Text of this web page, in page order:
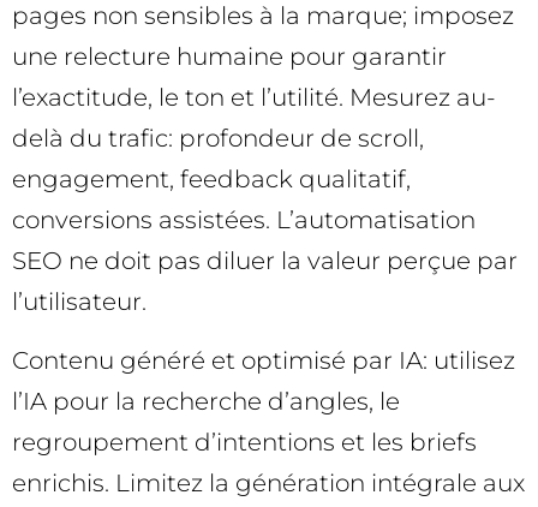
pages non sensibles à la marque; imposez
une relecture humaine pour garantir
l’exactitude, le ton et l’utilité. Mesurez au-
delà du trafic: profondeur de scroll,
engagement, feedback qualitatif,
conversions assistées. L’automatisation
SEO ne doit pas diluer la valeur perçue par
l’utilisateur.
Contenu généré et optimisé par IA: utilisez
l’IA pour la recherche d’angles, le
regroupement d’intentions et les briefs
enrichis. Limitez la génération intégrale aux